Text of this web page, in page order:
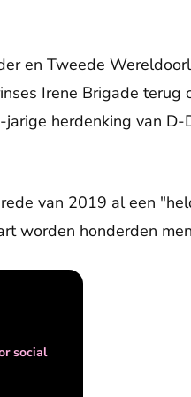
en Tweede
Irene Brigade terug
herdenking van D-
van 2019 al een
worden honderden
social